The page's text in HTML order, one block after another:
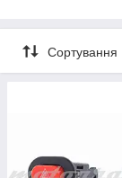
Сортування